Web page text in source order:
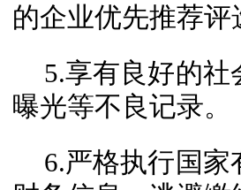
的企业优先推荐评
5.享有良好的
曝光等不良记录。
6.严格执行国